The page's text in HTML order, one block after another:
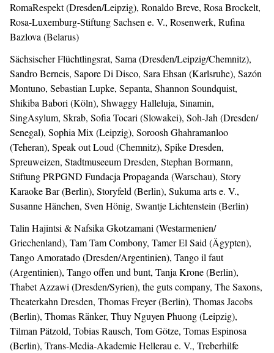
RomaRespekt (Dresden/Leipzig), Ronaldo Breve, Rosa Brockelt,
Rosa-Luxemburg-Stiftung Sachsen e. V., Rosenwerk, Rufina
Bazlova (Belarus)
Sächsischer Flüchtlingsrat, Sama (Dresden/Leipzig/Chemnitz),
Sandro Berneis, Sapore Di Disco, Sara Ehsan (Karlsruhe), Sazón
Montuno, Sebastian Lupke, Sepanta, Shannon Soundquist,
Shikiba Babori (Köln), Shwaggy Halleluja, Sinamin,
SingAsylum, Skrab, Sofia Tocari (Slowakei), Soh-Jah (Dresden/
Senegal), Sophia Mix (Leipzig), Soroosh Ghahramanloo
(Teheran), Speak out Loud (Chemnitz), Spike Dresden,
Spreuweizen, Stadtmuseeum Dresden, Stephan Bormann,
Stiftung PRPGND Fundacja Propaganda (Warschau), Story
Karaoke Bar (Berlin), Storyfeld (Berlin), Sukuma arts e. V.,
Susanne Hänchen, Sven Hönig, Swantje Lichtenstein (Berlin)
Talin Hajintsi & Nafsika Gkotzamani (Westarmenien/
Griechenland), Tam Tam Combony, Tamer El Said (Ägypten),
Tango Amoratado (Dresden/Argentinien), Tango il faut
(Argentinien), Tango offen und bunt, Tanja Krone (Berlin),
Thabet Azzawi (Dresden/Syrien), the guts company, The Saxons,
Theaterkahn Dresden, Thomas Freyer (Berlin), Thomas Jacobs
(Berlin), Thomas Ränker, Thuy Nguyen Phuong (Leipzig),
Tilman Pätzold, Tobias Rausch, Tom Götze, Tomas Espinosa
(Berlin), Trans-Media-Akademie Hellerau e. V., Treberhilfe